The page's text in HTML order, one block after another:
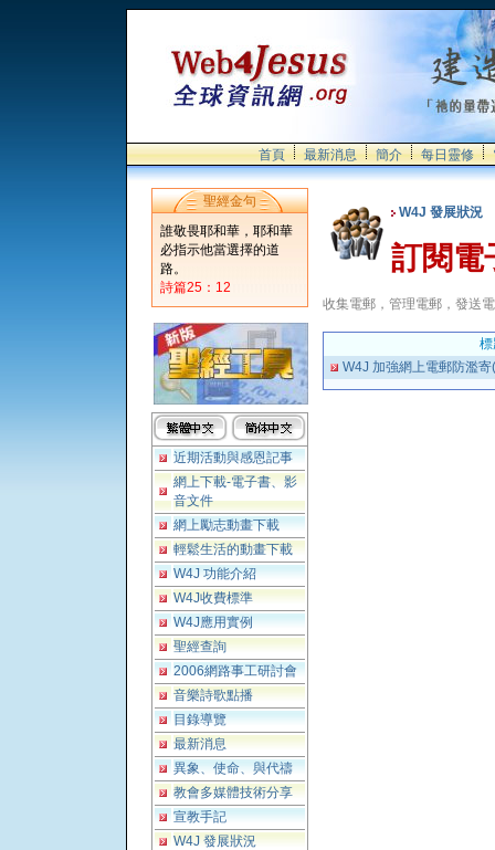
首頁 最新消息 簡介 每日靈修
聖經金句
誰敬畏耶和華，耶和華
必指示他當選擇的道
路。
詩篇25：12
近期活動與感恩記事
網上下載-電子書、影
音文件
網上勵志動畫下載
輕鬆生活的動畫下載
W4J 功能介紹
W4J收費標準
W4J應用實例
聖經查詢
2006網路事工研討會
音樂詩歌點播
目錄導覽
最新消息
異象、使命、與代禱
教會多媒體技術分享
宣教手記
W4J 發展狀況
W4J 發展狀況
訂閱電
收集電郵，管理電郵，發送
標
W4J 加強網上電郵防濫